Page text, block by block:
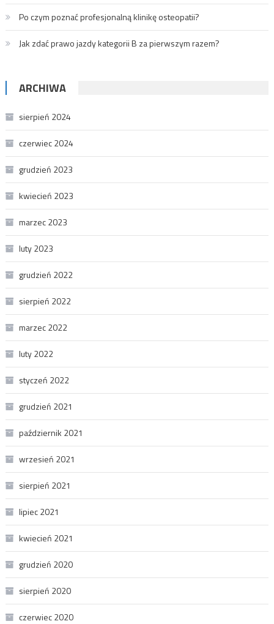
Po czym poznać profesjonalną klinikę osteopatii?
Jak zdać prawo jazdy kategorii B za pierwszym razem?
ARCHIWA
sierpień 2024
czerwiec 2024
grudzień 2023
kwiecień 2023
marzec 2023
luty 2023
grudzień 2022
sierpień 2022
marzec 2022
luty 2022
styczeń 2022
grudzień 2021
październik 2021
wrzesień 2021
sierpień 2021
lipiec 2021
kwiecień 2021
grudzień 2020
sierpień 2020
czerwiec 2020